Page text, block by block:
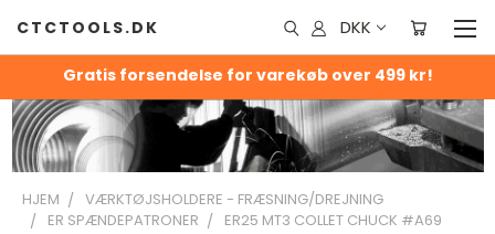
Gratis forsendelse for varekøb over 499 kr!
CTCTOOLS.DK DKK
HJEM
VÆRKTØJSHOLDERE - FRÆSNING/DREJNING
ER SPÆNDEPATRONER
ER25 MT3 COLLET CHUCK #A69